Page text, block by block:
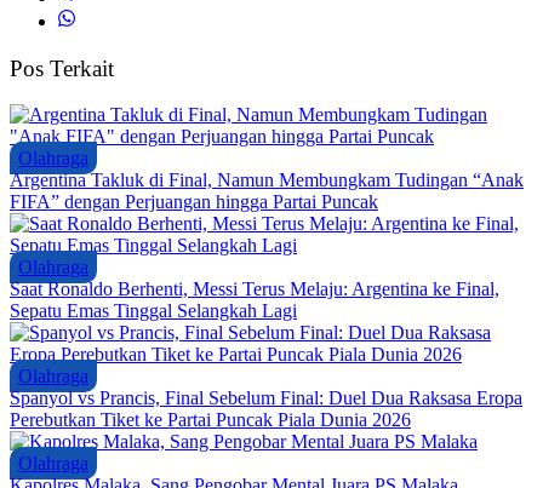
Pos Terkait
Olahraga
Argentina Takluk di Final, Namun Membungkam Tudingan “Anak
FIFA” dengan Perjuangan hingga Partai Puncak
Olahraga
Saat Ronaldo Berhenti, Messi Terus Melaju: Argentina ke Final,
Sepatu Emas Tinggal Selangkah Lagi
Olahraga
Spanyol vs Prancis, Final Sebelum Final: Duel Dua Raksasa Eropa
Perebutkan Tiket ke Partai Puncak Piala Dunia 2026
Olahraga